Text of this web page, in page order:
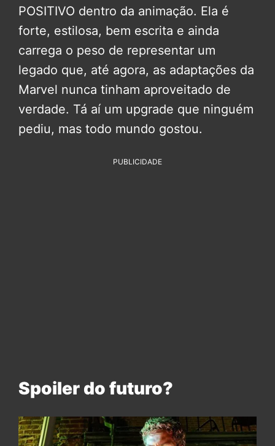
POSITIVO dentro da animação. Ela é
forte, estilosa, bem escrita e ainda
carrega o peso de representar um
legado que, até agora, as adaptações da
Marvel nunca tinham aproveitado de
verdade. Tá aí um upgrade que ninguém
pediu, mas todo mundo gostou.
PUBLICIDADE
Spoiler do futuro?